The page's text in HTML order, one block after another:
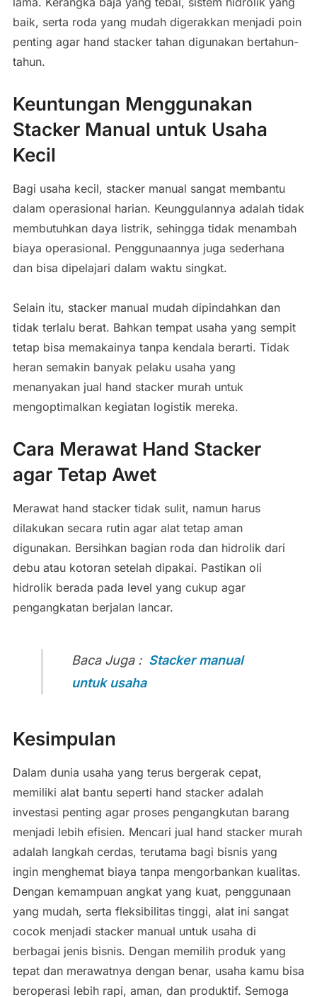
baik, serta roda yang mudah digerakkan menjadi poin
penting agar hand stacker tahan digunakan bertahun-
tahun.
Keuntungan Menggunakan
Stacker Manual untuk Usaha
Kecil
Bagi usaha kecil, stacker manual sangat membantu
dalam operasional harian. Keunggulannya adalah tidak
membutuhkan daya listrik, sehingga tidak menambah
biaya operasional. Penggunaannya juga sederhana
dan bisa dipelajari dalam waktu singkat.
Selain itu, stacker manual mudah dipindahkan dan
tidak terlalu berat. Bahkan tempat usaha yang sempit
tetap bisa memakainya tanpa kendala berarti. Tidak
heran semakin banyak pelaku usaha yang
menanyakan jual hand stacker murah untuk
mengoptimalkan kegiatan logistik mereka.
Cara Merawat Hand Stacker
agar Tetap Awet
Merawat hand stacker tidak sulit, namun harus
dilakukan secara rutin agar alat tetap aman
digunakan. Bersihkan bagian roda dan hidrolik dari
debu atau kotoran setelah dipakai. Pastikan oli
hidrolik berada pada level yang cukup agar
pengangkatan berjalan lancar.
Baca Juga : Stacker manual
untuk usaha
Kesimpulan
Dalam dunia usaha yang terus bergerak cepat,
memiliki alat bantu seperti hand stacker adalah
investasi penting agar proses pengangkutan barang
menjadi lebih efisien. Mencari jual hand stacker murah
adalah langkah cerdas, terutama bagi bisnis yang
ingin menghemat biaya tanpa mengorbankan kualitas.
Dengan kemampuan angkat yang kuat, penggunaan
yang mudah, serta fleksibilitas tinggi, alat ini sangat
cocok menjadi stacker manual untuk usaha di
berbagai jenis bisnis. Dengan memilih produk yang
tepat dan merawatnya dengan benar, usaha kamu bisa
beroperasi lebih rapi, aman, dan produktif. Semoga